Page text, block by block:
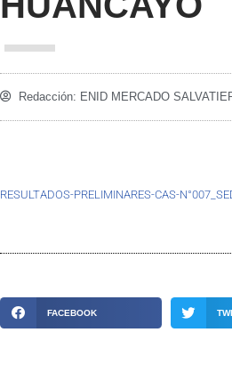
Redacción: ENID MERCADO
RESULTADOS-PRELIMINARES-CAS-
FACEBOOK